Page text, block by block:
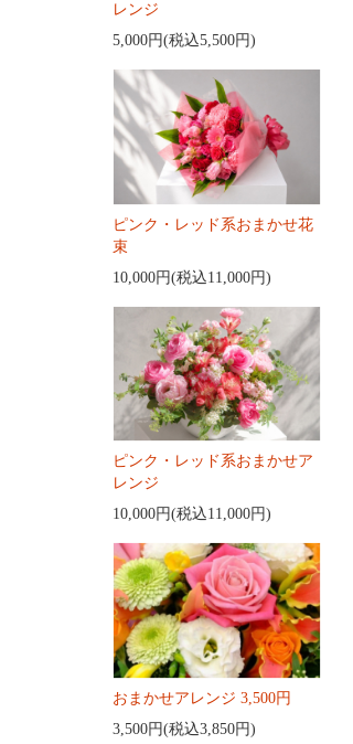
レンジ
5,000円(税込5,500円)
ピンク・レッド系おまかせ花
束
10,000円(税込11,000円)
ピンク・レッド系おまかせア
レンジ
10,000円(税込11,000円)
おまかせアレンジ 3,500円
3,500円(税込3,850円)